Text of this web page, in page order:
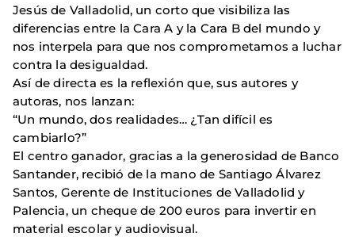
Jesús de Valladolid, un corto que visibiliza las
diferencias entre la Cara A y la Cara B del mundo y
nos interpela para que nos comprometamos a luchar
contra la desigualdad.
Así de directa es la reflexión que, sus autores y
autoras, nos lanzan:
“Un mundo, dos realidades… ¿Tan difícil es
cambiarlo?”
El centro ganador, gracias a la generosidad de Banco
Santander, recibió de la mano de Santiago Álvarez
Santos, Gerente de Instituciones de Valladolid y
Palencia, un cheque de 200 euros para invertir en
material escolar y audiovisual.